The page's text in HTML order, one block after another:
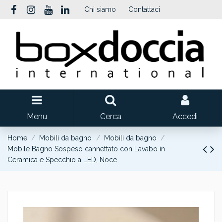
Chi siamo Contattaci
Menu Cerca Accedi
Home Mobili da bagno
Mobili da bagno
Mobile Bagno Sospeso cannettato con Lavabo in
Ceramica e Specchio a LED, Noce